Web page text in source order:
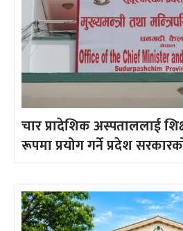
चार प्रादेशिक अस्पताललाई
रूपमा प्रयोग गर्ने प्रदेश